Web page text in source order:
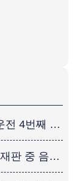
음주운전 4번째 집행유예 성공사례
음주운전 재판 중 음주운전 5회 재범 항소심 50% 감형 성공사례